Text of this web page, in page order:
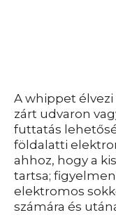
A whippet
zárt udvaron
futtatás
földalatti
ahhoz, hogy a
tartsa;
elektromos
számára és